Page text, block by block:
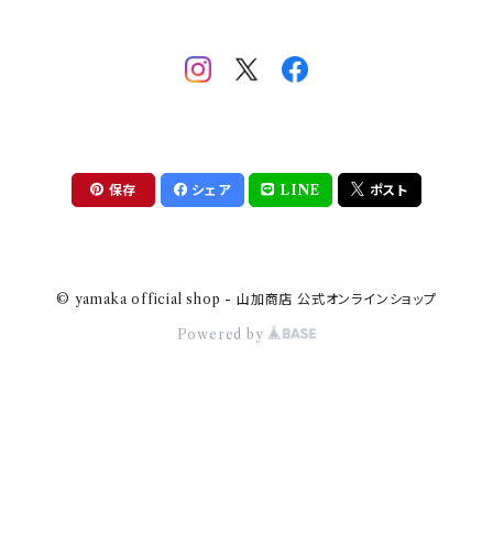
ちびまる子ちゃんandクレヨンしんちゃん
THE BEATLES(ザ・ビートルズ)
【山加商店×yaeko】migratory bird
HAPPY DINING(ハッピーダイニング)
保存 シェア LINE ポスト
© yamaka official shop - 山加商店 公式オンラインショップ
Powered by